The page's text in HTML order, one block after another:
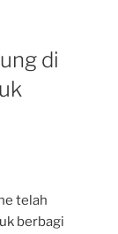
di
telah
berbagi